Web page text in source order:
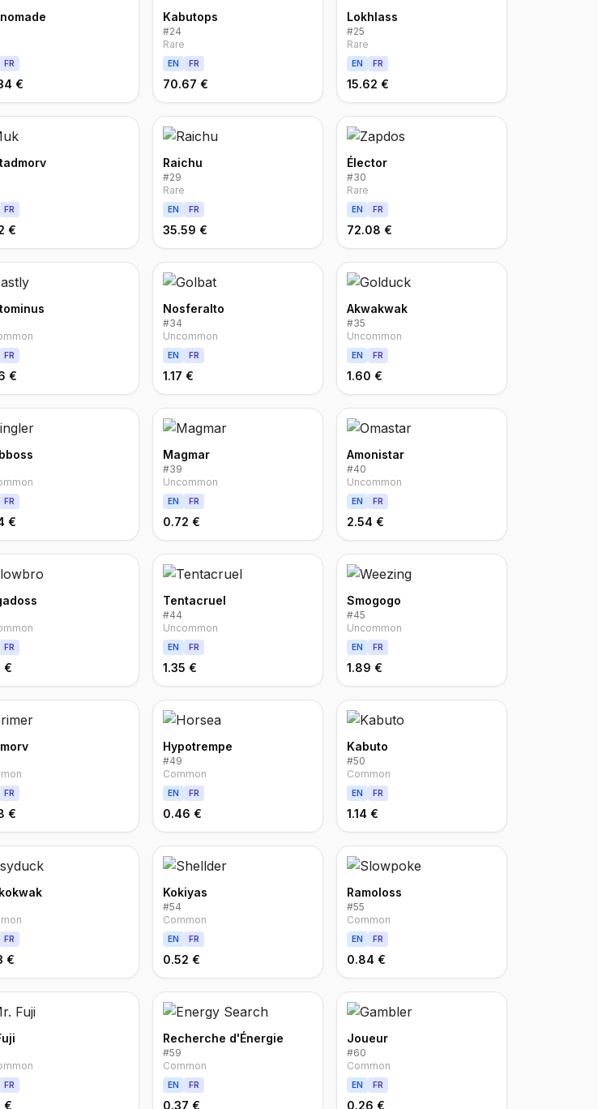
FR
€
Kabutops
#24
Rare
EN FR
70.67 €
Lokhlass
#25
Rare
EN FR
15.62 €
FR
€
Raichu
#29
Rare
EN FR
35.59 €
Élector
#30
Rare
EN FR
72.08 €
FR
€
Nosferalto
#34
Uncommon
EN FR
1.17 €
Akwakwak
#35
Uncommon
EN FR
1.60 €
FR
€
Magmar
#39
Uncommon
EN FR
0.72 €
Amonistar
#40
Uncommon
EN FR
2.54 €
FR
€
Tentacruel
#44
Uncommon
EN FR
1.35 €
Smogogo
#45
Uncommon
EN FR
1.89 €
FR
€
Hypotrempe
#49
Common
EN FR
0.46 €
Kabuto
#50
Common
EN FR
1.14 €
FR
€
Kokiyas
#54
Common
EN FR
0.52 €
Ramoloss
#55
Common
EN FR
0.84 €
FR
€
Recherche d'Énergie
#59
Common
EN FR
0.37 €
Joueur
#60
Common
EN FR
0.26 €